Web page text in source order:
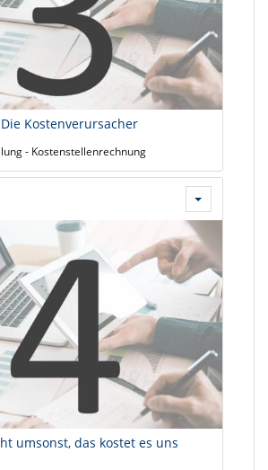
Kostenverursacher
- Kostenstellenrechnung
umsonst, das kostet es uns